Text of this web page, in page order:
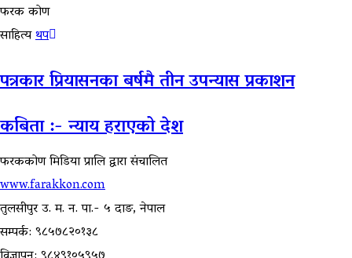
फरक कोण
साहित्यथप
पत्रकार प्रियासनका बर्षमै तीन उपन्यास प्रकाशन
कबिता :- न्याय हराएको देश
फरककोण मिडिया प्रालि द्वारा संचालित
www.farakkon.com
तुलसीपुर उ. म. न. पा.- ५ दाङ, नेपाल
सम्पर्क: ९८५७८२०१३८